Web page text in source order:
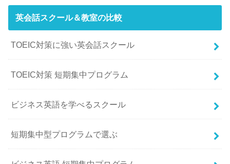
英会話スクール＆教室の比較
TOEIC対策に強い英会話スクール
TOEIC対策 短期集中プログラム
ビジネス英語を学べるスクール
短期集中型プログラムで選ぶ